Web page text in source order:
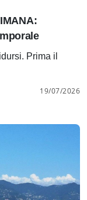
Prima il
19/07/2026